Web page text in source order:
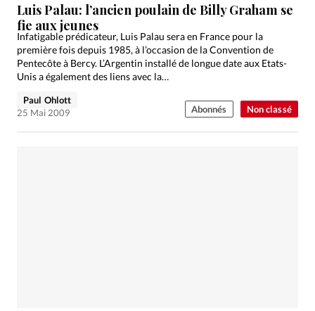
Non classé
Luis Palau: l’ancien poulain de Billy Graham se
fie aux jeunes
Infatigable prédicateur, Luis Palau sera en France pour la
première fois depuis 1985, à l’occasion de la Convention de
Pentecôte à Bercy. L’Argentin installé de longue date aux Etats-
Unis a également des liens avec la…
Paul Ohlott
25 Mai 2009
Abonnés